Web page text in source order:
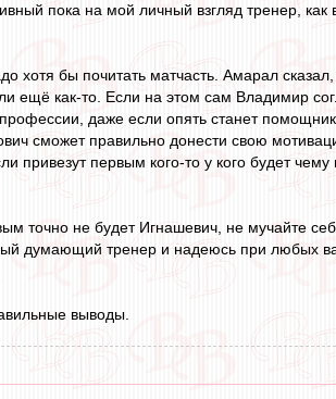
пока на мой личный взгляд тренер,
хотя бы почитать матчасть. Амарал
как-то. Если на этом сам Владимир
даже если опять станет
сможет правильно донести свою
первым кого-то у кого будет чему
точно не будет Игнашевич, не мучайте
думающий тренер и надеюсь при любых
выводы.